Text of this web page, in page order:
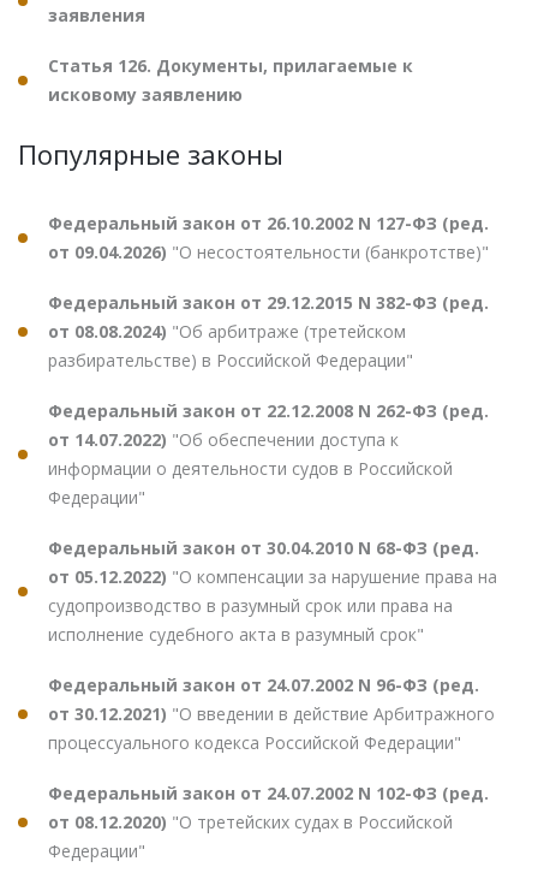
заявления
Статья 126. Документы, прилагаемые к
исковому заявлению
Популярные законы
Федеральный закон от 26.10.2002 N 127-ФЗ (ред.
от 09.04.2026) "О несостоятельности (банкротстве)"
Федеральный закон от 29.12.2015 N 382-ФЗ (ред.
от 08.08.2024) "Об арбитраже (третейском
разбирательстве) в Российской Федерации"
Федеральный закон от 22.12.2008 N 262-ФЗ (ред.
от 14.07.2022) "Об обеспечении доступа к
информации о деятельности судов в Российской
Федерации"
Федеральный закон от 30.04.2010 N 68-ФЗ (ред.
от 05.12.2022) "О компенсации за нарушение права на
судопроизводство в разумный срок или права на
исполнение судебного акта в разумный срок"
Федеральный закон от 24.07.2002 N 96-ФЗ (ред.
от 30.12.2021) "О введении в действие Арбитражного
процессуального кодекса Российской Федерации"
Федеральный закон от 24.07.2002 N 102-ФЗ (ред.
от 08.12.2020) "О третейских судах в Российской
Федерации"